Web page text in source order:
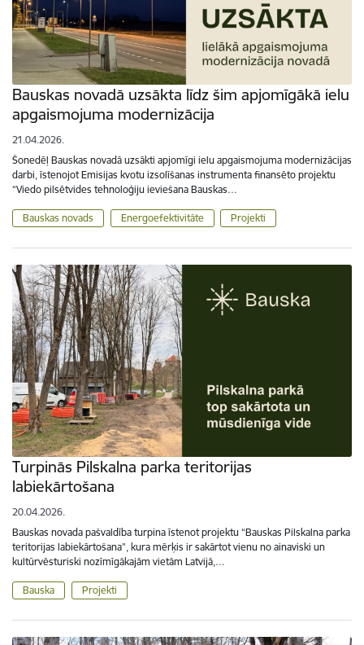
Bauskas novadā uzsākta līdz šim apjomīgākā ielu
apgaismojuma modernizācija
21.04.2026.
Šonedēļ Bauskas novadā uzsākti apjomīgi ielu apgaismojuma modernizācijas
darbi, īstenojot Emisijas kvotu izsolīšanas instrumenta finansēto projektu
“Viedo pilsētvides tehnoloģiju ieviešana Bauskas…
Bauskas novads Energoefektivitāte Projekti
Turpinās Pilskalna parka teritorijas
labiekārtošana
20.04.2026.
Bauskas novada pašvaldība turpina īstenot projektu “Bauskas Pilskalna parka
teritorijas labiekārtošana”, kura mērķis ir sakārtot vienu no ainaviski un
kultūrvēsturiski nozīmīgākajām vietām Latvijā,…
Bauska Projekti